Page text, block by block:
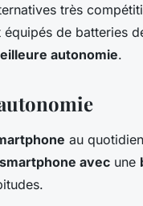
très
équipés de batteries
autonomie.
au
smartphone avec une